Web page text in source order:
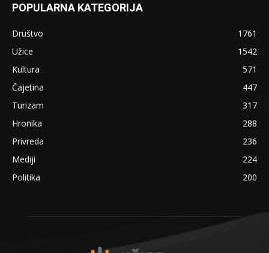
POPULARNA KATEGORIJA
Društvo
1761
Užice
1542
Kultura
571
Čajetina
447
Turizam
317
Hronika
288
Privreda
236
Mediji
224
Politika
200